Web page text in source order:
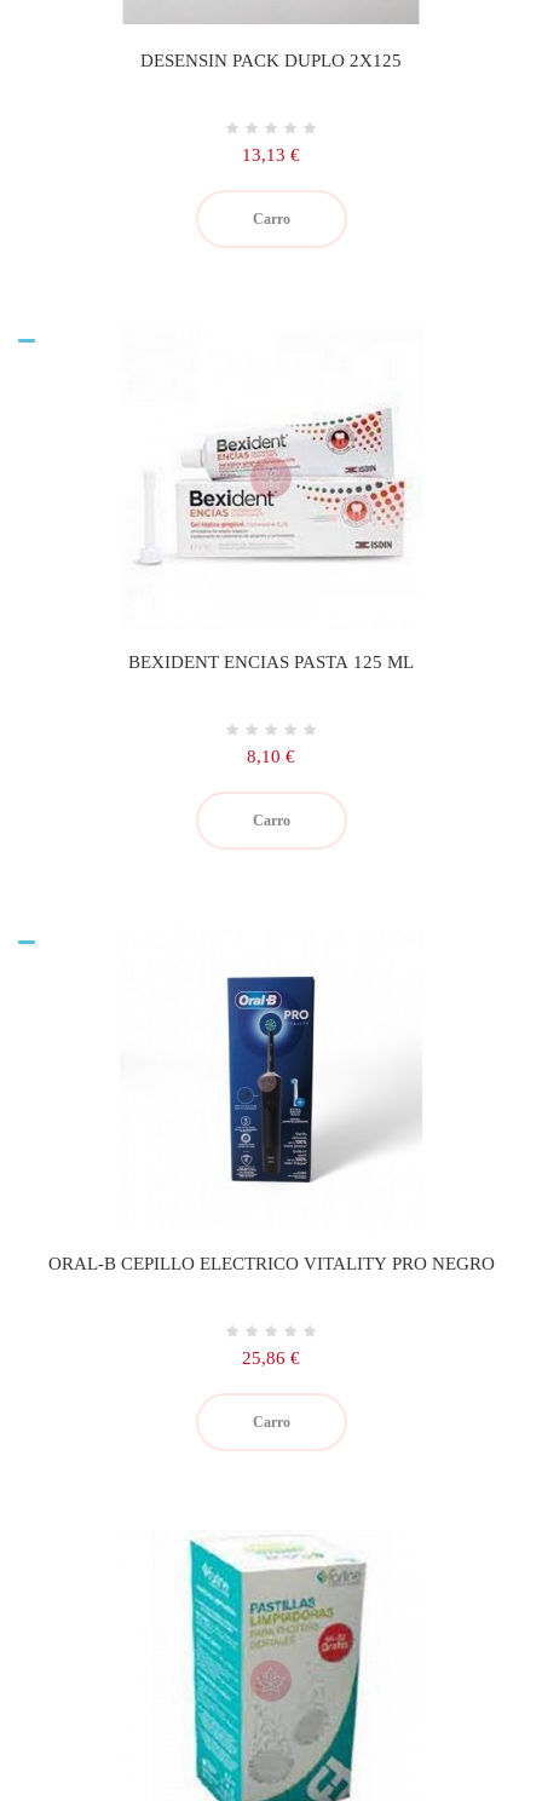
DESENSIN PACK DUPLO 2X125
Precio
13,13 €
Carro
BEXIDENT ENCIAS PASTA 125 ML
Precio
8,10 €
Carro
ORAL-B CEPILLO ELECTRICO VITALITY PRO NEGRO
Precio
25,86 €
Carro